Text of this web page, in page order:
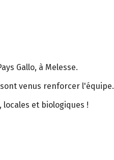
Gallo, à Melesse.
sont venus renforcer l'équipe.
locales et biologiques !